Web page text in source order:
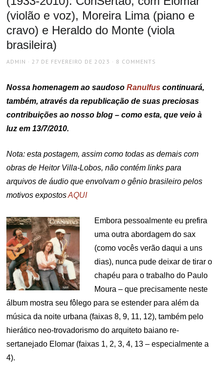
(violão e voz), Moreira Lima (piano e
cravo) e Heraldo do Monte (viola
brasileira)
AUTHOR
ADMIN
POSTED
27 DE FEVEREIRO DE 2023 8 COMMENTS
Nossa homenagem ao saudosoRanulfus continuará,
também, através da republicação de suas preciosas
contribuições ao nosso blog – como esta, que veio à
luz em 13/7/2010.
Nota: esta postagem, assim como todas as demais com
obras de Heitor Villa-Lobos, não contém links para
arquivos de áudio que envolvam o gênio brasileiro pelos
motivos expostosAQUI
Embora pessoalmente eu prefira
uma outra abordagem do sax
(como vocês verão daqui a uns
dias), nunca pude deixar de tirar o
chapéu para o trabalho do Paulo
Moura – que precisamente neste
álbum mostra seu fôlego para se estender para além da
música da noite urbana (faixas 8, 9, 11, 12), também pelo
hierático neo-trovadorismo do arquiteto baiano re-
sertanejado Elomar (faixas 1, 2, 3, 4, 13 – especialmente a
4).